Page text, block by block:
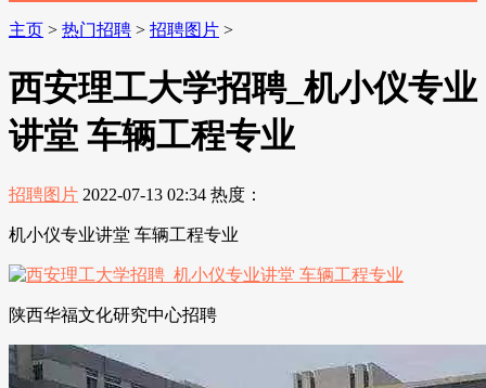
主页 > 热门招聘 > 招聘图片 >
西安理工大学招聘_机小仪专业
讲堂 车辆工程专业
招聘图片 2022-07-13 02:34 热度：
机小仪专业讲堂 车辆工程专业
陕西华福文化研究中心招聘